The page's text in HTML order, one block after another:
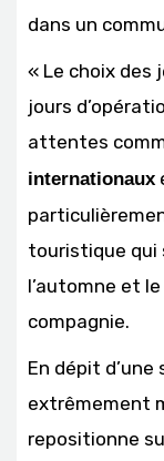
dans un
« Le choix des
jours
attentes
internationaux
touristique qui
l’automne et
compagnie.
En dépit
extrêmement
repositionne